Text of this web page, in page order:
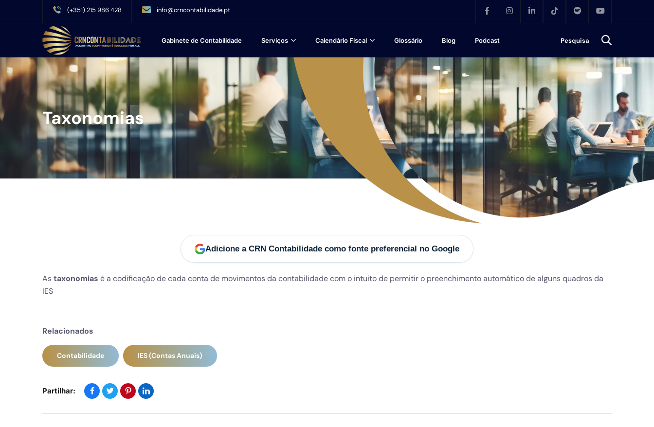
(+351) 215 986 428 info@crncontabilidade.pt
Gabinete de Contabilidade Serviços Calendário Fiscal Glossário Blog Podcast
Taxonomias
Adicione a CRN Contabilidade como fonte preferencial no Google
Astaxonomias é a codificação de cada conta de movimentos da contabilidade com o intuito de permitir o preenchimento automático de alguns quadros da
IES
Relacionados
Contabilidade IES (Contas Anuais)
Partilhar: